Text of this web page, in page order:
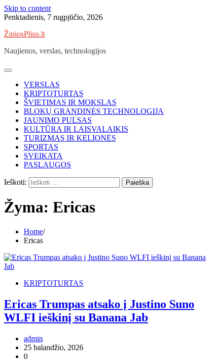
Skip to content
Penktadienis, 7 rugpjūčio, 2026
ŽiniosPlius.lt
Naujienos, verslas, technologijos
VERSLAS
KRIPTOTURTAS
ŠVIETIMAS IR MOKSLAS
BLOKŲ GRANDINĖS TECHNOLOGIJA
JAUNIMO PULSAS
KULTŪRA IR LAISVALAIKIS
TURIZMAS IR KELIONĖS
SPORTAS
SVEIKATA
PASLAUGOS
Ieškoti:
Žyma: Ericas
Home
Ericas
KRIPTOTURTAS
Ericas Trumpas atsako į Justino Suno
WLFI ieškinį su Banana Jab
admin
25 balandžio, 2026
0